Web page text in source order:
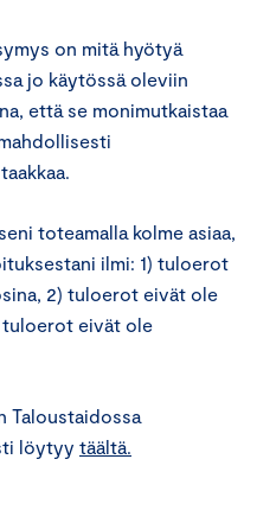
on mitä hyötyä
jo käytössä oleviin
että se monimutkaistaa
toteamalla kolme asiaa,
ilmi: 1) tuloerot
2) tuloerot eivät ole
tuloerot eivät ole
Taloustaidossa
löytyy täältä.